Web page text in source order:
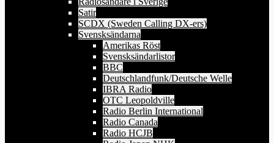
Satir
SCDX (Sweden Calling DX-ers)
Svensksändarna
Amerikas Röst
Svensksändarlistor
BBC
Deutschlandfunk/Deutsche Welle
IBRA Radio
OTC Leopoldville
Radio Berlin International
Radio Canada
Radio HCJB